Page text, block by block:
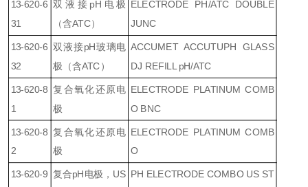
13-620-6
31
双液接pH电极
（含ATC）
ELECTRODE PH/ATC DOUBLE
JUNC
13-620-6
32
双液接pH玻璃电
极（含ATC）
ACCUMET ACCUTUPH GLASS
DJ REFILL pH/ATC
13-620-8
1
复合氧化还原电
极
ELECTRODE PLATINUM COMB
O BNC
13-620-8
2
复合氧化还原电
极
ELECTRODE PLATINUM COMB
O
13-620-9 复合pH电极，US PH ELECTRODE COMBO US ST